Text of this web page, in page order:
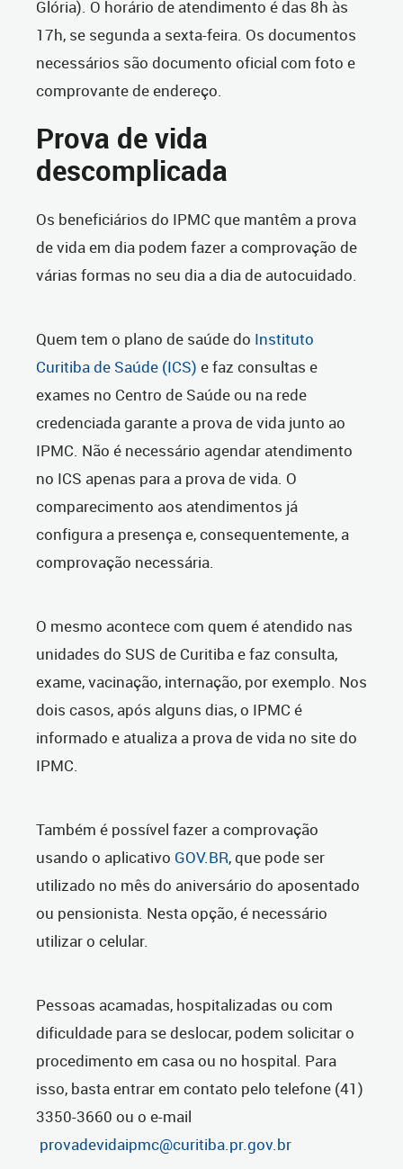
Glória). O horário de atendimento é das 8h às
17h, se segunda a sexta-feira. Os documentos
necessários são documento oficial com foto e
comprovante de endereço.
Prova de vida
descomplicada
Os beneficiários do IPMC que mantêm a prova
de vida em dia podem fazer a comprovação de
várias formas no seu dia a dia de autocuidado.
Quem tem o plano de saúde do Instituto
Curitiba de Saúde (ICS) e faz consultas e
exames no Centro de Saúde ou na rede
credenciada garante a prova de vida junto ao
IPMC. Não é necessário agendar atendimento
no ICS apenas para a prova de vida. O
comparecimento aos atendimentos já
configura a presença e, consequentemente, a
comprovação necessária.
O mesmo acontece com quem é atendido nas
unidades do SUS de Curitiba e faz consulta,
exame, vacinação, internação, por exemplo. Nos
dois casos, após alguns dias, o IPMC é
informado e atualiza a prova de vida no site do
IPMC.
Também é possível fazer a comprovação
usando o aplicativo GOV.BR, que pode ser
utilizado no mês do aniversário do aposentado
ou pensionista. Nesta opção, é necessário
utilizar o celular.
Pessoas acamadas, hospitalizadas ou com
dificuldade para se deslocar, podem solicitar o
procedimento em casa ou no hospital. Para
isso, basta entrar em contato pelo telefone (41)
3350-3660 ou o e-mail
provadevidaipmc@curitiba.pr.gov.br